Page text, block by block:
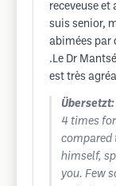
receveuse et
suis senior,
abimées par
.Le Dr
est très
Übersetzt:
4 times
compared
himself,
you. Few